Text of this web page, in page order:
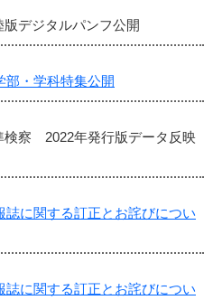
デジタルパンフ公開
部・学科特集公開
察 2022年発行版データ反映
に関する訂正とお詫びについ
に関する訂正とお詫びについ